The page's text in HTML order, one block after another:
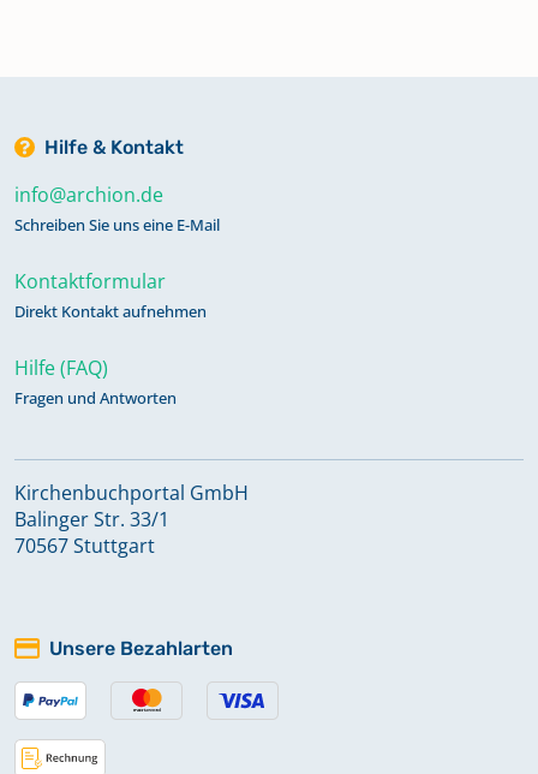
Hilfe & Kontakt
info@archion.de
Schreiben Sie uns eine E-Mail
Kontaktformular
Direkt Kontakt aufnehmen
Hilfe (FAQ)
Fragen und Antworten
Kirchenbuchportal GmbH
Balinger Str. 33/1
70567 Stuttgart
Unsere Bezahlarten